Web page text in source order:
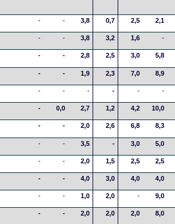
- - 3,8 0,7 2,5 2,1
- - 3,8 3,2 1,6 -
- - 2,8 2,5 3,0 5,8
- - 1,9 2,3 7,0 8,9
- - - - - -
- 0,0 2,7 1,2 4,2 10,0
- - 2,0 2,6 6,8 8,3
- - 3,5 - 3,0 5,0
- - 2,0 1,5 2,5 2,5
- - 4,0 3,0 4,0 4,0
- - 1,0 2,0 - 9,0
- - 2,0 2,0 2,0 8,0